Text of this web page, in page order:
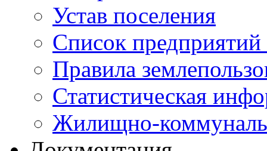
Устав поселения
Список предприятий
Правила
Статистическая
Жилищно-